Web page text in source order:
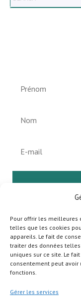
Pour offrir les meilleures
telles que les cookies
appareils. Le fait de
traiter des données
uniques sur ce site. Le
consentement peut
fonctions.
Gérer les services